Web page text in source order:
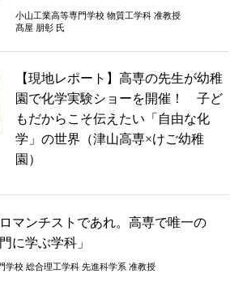
小山工業高等専門学校 物質工学科 准教授
髙屋 朋彰 氏
【現地レポート】高専の先生が幼稚
園で化学実験ショーを開催！ 子ど
もだからこそ伝えたい「自由な化
学」の世界（津山高専×けご幼稚
園）
マンチストであれ。高専で唯一の
に学ぶ学科」
学校 総合理工学科 先進科学系 准教授